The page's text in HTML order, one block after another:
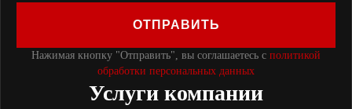
Услуги компании
ОТПРАВИТЬ
Нажимая кнопку "Отправить", вы соглашаетесь с политикой
обработки персональных данных